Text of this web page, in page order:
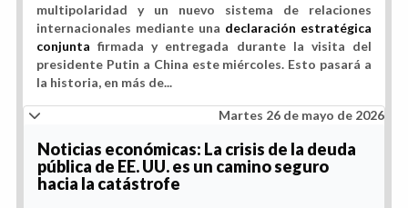
multipolaridad y un nuevo sistema de relaciones
internacionales mediante una declaración estratégica
conjunta firmada y entregada durante la visita del
presidente Putin a China este miércoles. Esto pasará a
la historia, en más de...
Martes 26 de mayo de 2026
Noticias económicas: La crisis de la deuda
pública de EE. UU. es un camino seguro
hacia la catástrofe